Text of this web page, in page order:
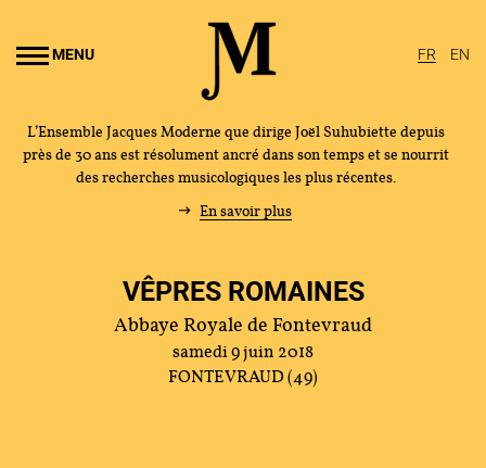
MENU FR EN
L’Ensemble Jacques Moderne que dirige Joël Suhubiette depuis
près de 30 ans est résolument ancré dans son temps et se nourrit
des recherches musicologiques les plus récentes.
En savoir plus
VÊPRES ROMAINES
Abbaye Royale de Fontevraud
samedi 9 juin 2018
FONTEVRAUD (49)